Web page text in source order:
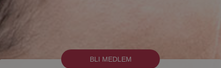
BLI MEDLEM